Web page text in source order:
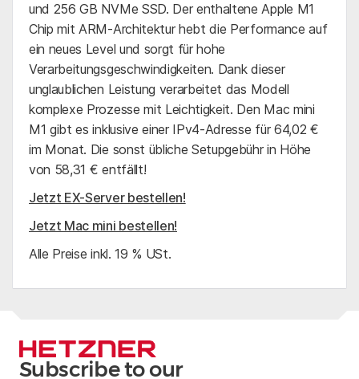
und 256 GB NVMe SSD. Der enthaltene Apple M1
Chip mit ARM-Architektur hebt die Performance auf
ein neues Level und sorgt für hohe
Verarbeitungsgeschwindigkeiten. Dank dieser
unglaublichen Leistung verarbeitet das Modell
komplexe Prozesse mit Leichtigkeit. Den Mac mini
M1 gibt es inklusive einer IPv4-Adresse für 64,02 €
im Monat. Die sonst übliche Setupgebühr in Höhe
von 58,31 € entfällt!
Jetzt EX-Server bestellen!
Jetzt Mac mini bestellen!
Alle Preise inkl. 19 % USt.
Subscribe to our